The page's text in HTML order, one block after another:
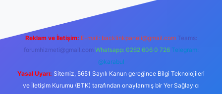
Reklam ve İletişim: E-mail: backlinkpaneli@gmail.com Teams:
forumhizmeti@gmail.com Whatsapp: 0262 606 0 726 Telegram:
@karabul
Yasal Uyarı: Sitemiz, 5651 Sayılı Kanun gereğince Bilgi Teknolojileri
ve İletişim Kurumu (BTK) tarafından onaylanmış bir Yer Sağlayıcı